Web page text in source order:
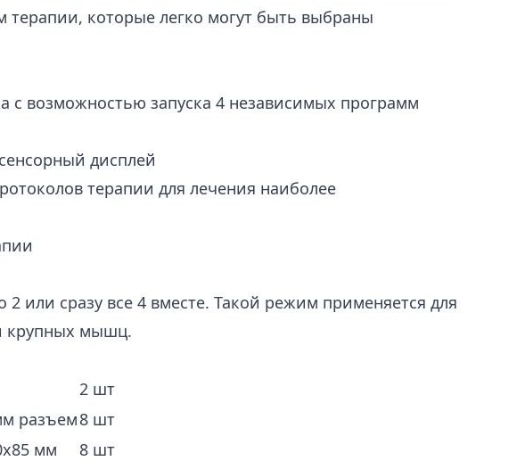
терапии, которые легко могут быть выбраны
с возможностью запуска 4 независимых программ
дисплей
терапии для лечения наиболее
или сразу все 4 вместе. Такой режим применяется для
крупных мышц.
2 шт
разъем8 шт
мм
8 шт